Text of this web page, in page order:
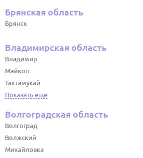
Брянская область
Брянск
Владимирская область
Владимир
Майкоп
Тахтамукай
Показать еще
Волгоградская область
Волгоград
Волжский
Михайловка